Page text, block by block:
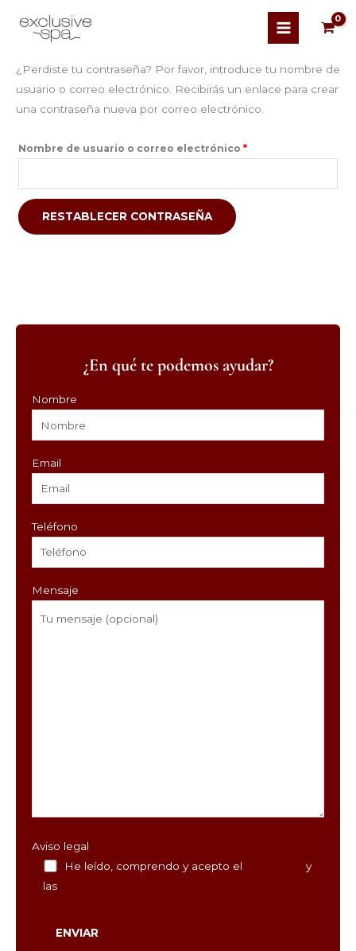
¿Perdiste tu contraseña? Por favor, introduce tu nombre de
usuario o correo electrónico. Recibirás un enlace para crear
una contraseña nueva por correo electrónico.
Nombre de usuario o correo electrónico *
RESTABLECER CONTRASEÑA
¿En qué te podemos ayudar?
Nombre
Email
Teléfono
Mensaje
Aviso legal
He leído, comprendo y acepto el
y
las